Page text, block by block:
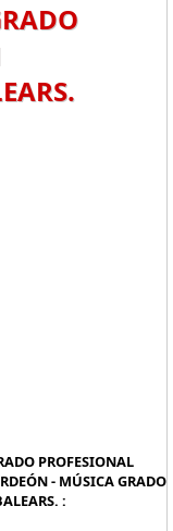
PROFESIONAL
- MÚSICA GRADO
: